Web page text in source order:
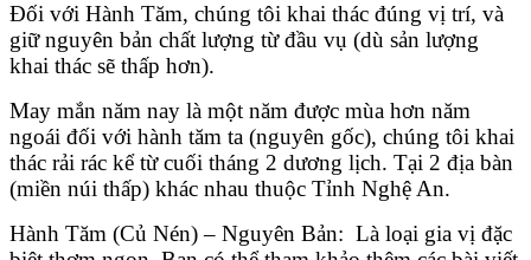
Đối với Hành Tăm, chúng tôi khai thác đúng vị trí, và
giữ nguyên bản chất lượng từ đầu vụ (dù sản lượng
khai thác sẽ thấp hơn).
May mắn năm nay là một năm được mùa hơn năm
ngoái đối với hành tăm ta (nguyên gốc), chúng tôi khai
thác rải rác kể từ cuối tháng 2 dương lịch. Tại 2 địa bàn
(miền núi thấp) khác nhau thuộc Tỉnh Nghệ An.
Hành Tăm (Củ Nén) – Nguyên Bản: Là loại gia vị đặc